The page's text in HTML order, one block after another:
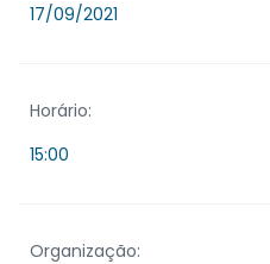
17/09/2021
Horário:
15:00
Organização: